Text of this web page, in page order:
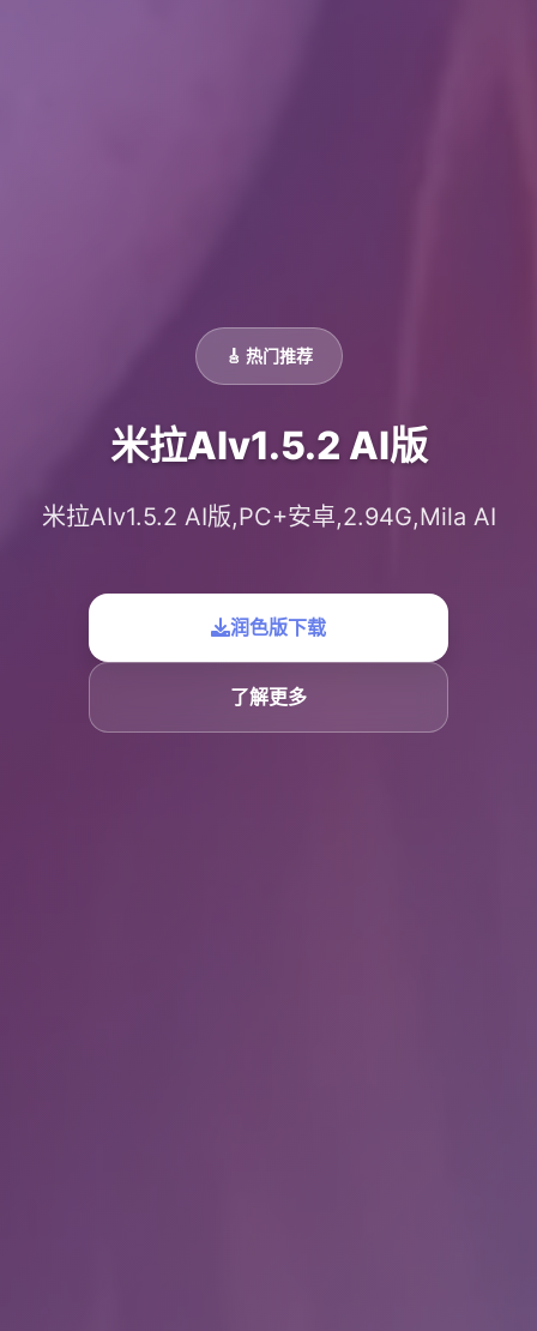
🎸 热门推荐
米拉AIv1.5.2 AI版
米拉AIv1.5.2 AI版,PC+安卓,2.94G,Mila AI
润色版下载
了解更多